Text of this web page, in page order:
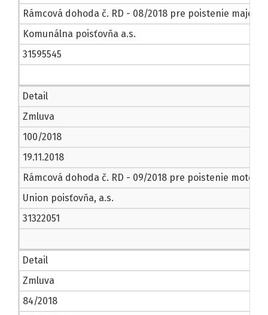
Rámcová dohoda č. RD - 08/2018 pre poistenie
Komunálna poisťovňa a.s.
31595545
Detail
Zmluva
100/2018
19.11.2018
Rámcová dohoda č. RD - 09/2018 pre poistenie
Union poisťovňa, a.s.
31322051
Detail
Zmluva
84/2018